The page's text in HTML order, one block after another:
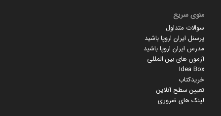
منوی سریع
سوالات متداول
پرسنل ایران اروپا باشید
مدرس ایران اروپا باشید
آزمون های بین المللی
Idea Box
خریدکتاب
تعیین سطح آنلاین
لینک های ضروری